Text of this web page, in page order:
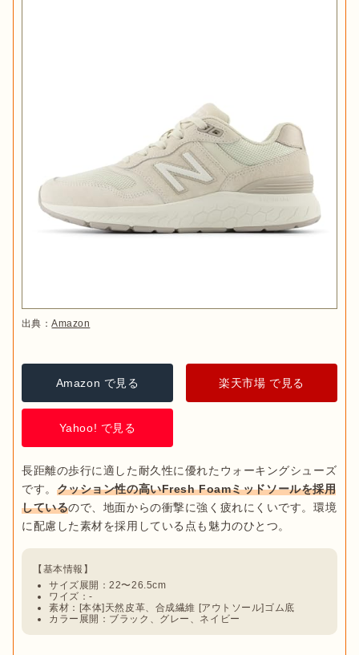
出典：Amazon
Amazon で見る 楽天市場 で見る
Yahoo! で見る
長距離の歩行に適した耐久性に優れたウォーキングシューズ
です。 クッション性の高いFresh Foamミッドソールを採用
しているので、地面からの衝撃に強く疲れにくいです。環境
サイズ展開：22〜26.5cm
ワイズ：-
素材：[本体]天然皮革、合成繊維 [アウトソール]ゴム底
カラー展開：ブラック、グレー、ネイビー